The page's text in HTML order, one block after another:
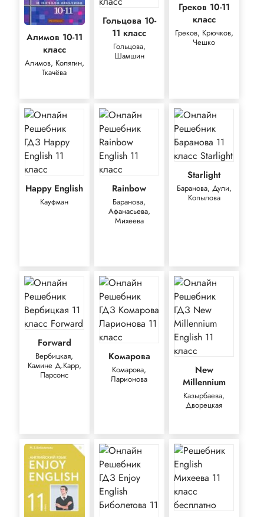
Алимов 10-11
класс
Алимов, Колягин,
Ткачёва
Гольцова 10-
11 класс
Гольцова,
Шамшин
Греков 10-11
класс
Греков, Крючков,
Чешко
Happy English
Кауфман
Rainbow
Баранова,
Афанасьева,
Михеева
Starlight
Баранова, Дули,
Копылова
Forward
Вербицкая,
Камине Д.Карр,
Парсонс
Комарова
Комарова,
Ларионова
New
Millennium
Казырбаева,
Дворецкая